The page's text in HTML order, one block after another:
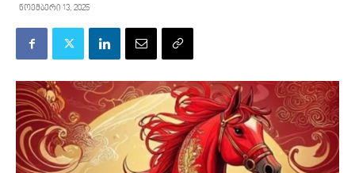
ნოემბერი 13, 2025